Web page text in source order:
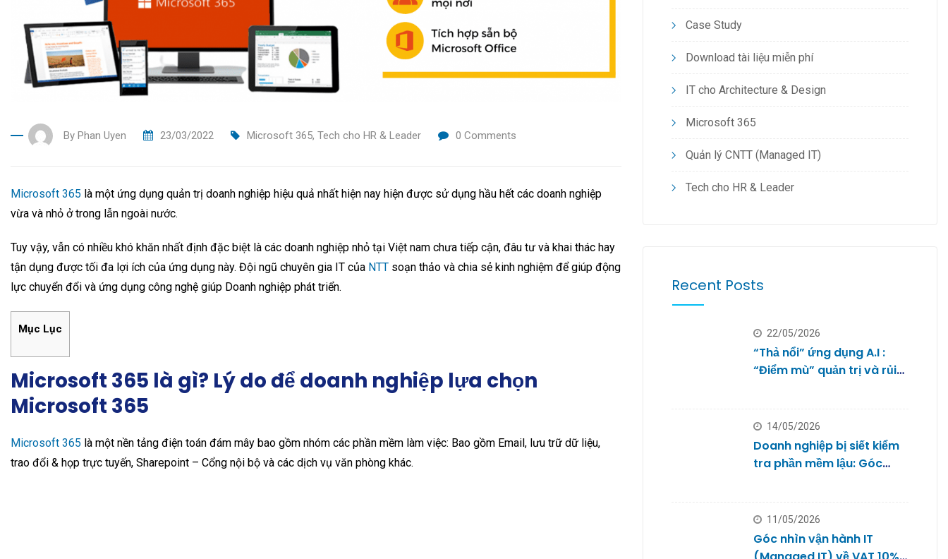
By Phan Uyen 23/03/2022 Microsoft 365, Tech cho HR & Leader 0 Comments
Microsoft 365 là một ứng dụng quản trị doanh nghiệp hiệu quả nhất hiện nay hiện được sử dụng hầu hết các doanh nghiệp
vừa và nhỏ ở trong lẫn ngoài nước.
Tuy vậy, vẫn có nhiều khó khăn nhất định đặc biệt là các doanh nghiệp nhỏ tại Việt nam chưa tiếp cận, đâu tư và khai thác hay
tận dụng được tối đa lợi ích của ứng dụng này. Đội ngũ chuyên gia IT của NTT soạn thảo và chia sẻ kinh nghiệm để giúp động
lực chuyển đổi và ứng dụng công nghệ giúp Doanh nghiệp phát triển.
Mục Lục
Microsoft 365 là gì? Lý do để doanh nghiệp lựa chọn
Microsoft 365
Microsoft 365 là một nền tảng điện toán đám mây bao gồm nhóm các phần mềm làm việc: Bao gồm Email, lưu trữ dữ liệu,
trao đổi & họp trực tuyến, Sharepoint – Cổng nội bộ và các dịch vụ văn phòng khác.
Case Study
Download tài liệu miễn phí
IT cho Architecture & Design
Microsoft 365
Quản lý CNTT (Managed IT)
Tech cho HR & Leader
Recent Posts
22/05/2026
“Thả nổi” ứng dụng A.I :
“Điểm mù” quản trị và rủi
14/05/2026
Doanh nghiệp bị siết kiểm
tra phần mềm lậu: Góc
11/05/2026
Góc nhìn vận hành IT